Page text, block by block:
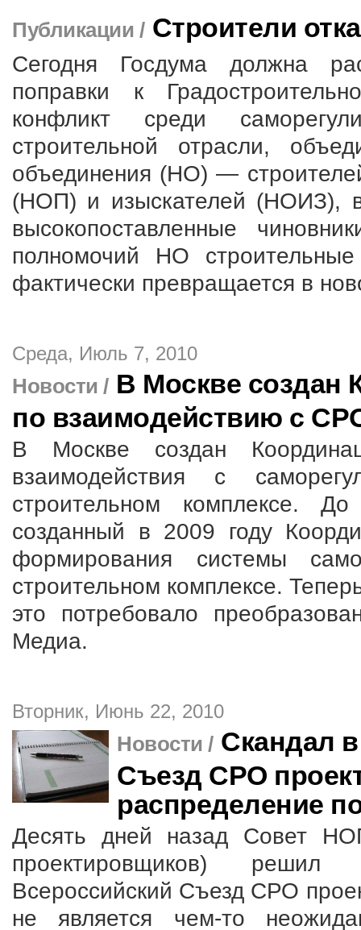
Публикации / Строители
Сегодня Госдума должна
поправки к
конфликт среди
строительной отрасли,
объединения (НО) —
(НОП) и изыскателей (НОИЗ),
высокопоставленные
полномочий НО
фактически превращается в
Среда, Июль 7, 2010
Новости / В Москве создан
по взаимодействию с
В Москве создан
взаимодействия с
строительном комплексе.
созданный в 2009 году
формирования системы
строительном комплексе.
это потребовало
Медиа.
Вторник, Июнь 22, 2010
Новости / Скандал
Съезд СРО
распределение
Десять дней назад Совет
проектировщиков)
Всероссийский Съезд СРО
не является чем-то